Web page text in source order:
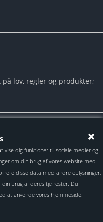
vise dig funktioner til sociale medier og
om din brug af vores website med
disse data med andre oplysninger,
brug af deres tjenester. Du
at anvende vores hjemmeside.
lov, regler og produkter;